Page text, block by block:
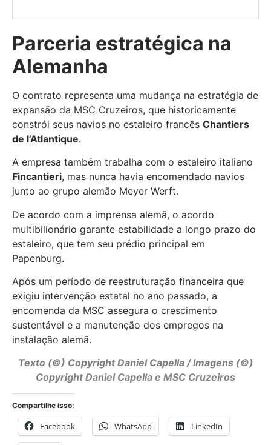
Parceria estratégica na
Alemanha
O contrato representa uma mudança na estratégia de
expansão da MSC Cruzeiros, que historicamente
constrói seus navios no estaleiro francês Chantiers
de l’Atlantique.
A empresa também trabalha com o estaleiro italiano
Fincantieri, mas nunca havia encomendado navios
junto ao grupo alemão Meyer Werft.
De acordo com a imprensa alemã, o acordo
multibilionário garante estabilidade a longo prazo do
estaleiro, que tem seu prédio principal em
Papenburg.
Após um período de reestruturação financeira que
exigiu intervenção estatal no ano passado, a
encomenda da MSC assegura o crescimento
sustentável e a manutenção dos empregos na
instalação alemã.
Texto (©) CopyrightDaniel Capella/ Imagens (©)
Copyright Daniel Capella e MSC Cruzeiros
Compartilhe isso:
Facebook WhatsApp LinkedIn